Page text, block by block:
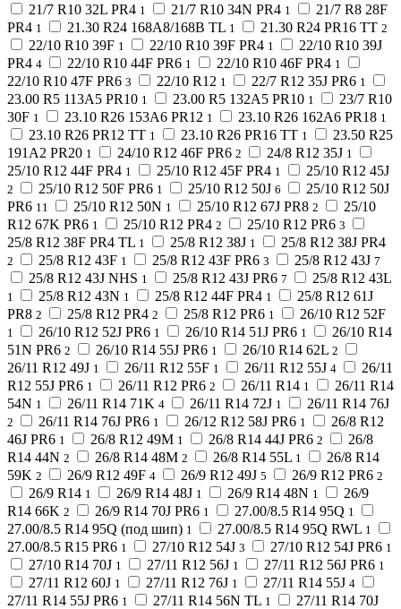
21/7 R10 32L PR4 1 21/7 R10 34N PR4 1
21/7 R8 28F
PR4 1 21.30 R24 168A8/168B TL 1 21.30 R24 PR16 TT 2
22/10 R10 39F 1 22/10 R10 39F PR4 1
22/10 R10 39J
PR4 4 22/10 R10 44F PR6 1 22/10 R10 46F PR4 1
22/10 R10 47F PR6 3 22/10 R12 1 22/7 R12 35J PR6 1
23.00 R5 113A5 PR10 1 23.00 R5 132A5 PR10 1
23/7 R10
30F 1 23.10 R26 153A6 PR12 1 23.10 R26 162A6 PR18 1
23.10 R26 PR12 TT 1 23.10 R26 PR16 TT 1
23.50 R25
191A2 PR20 1 24/10 R12 46F PR6 2 24/8 R12 35J 1
25/10 R12 44F PR4 1 25/10 R12 45F PR4 1 25/10 R12 45J
2 25/10 R12 50F PR6 1 25/10 R12 50J 6
25/10 R12 50J
PR6 11 25/10 R12 50N 1 25/10 R12 67J PR8 2
25/10
R12 67K PR6 1 25/10 R12 PR4 2 25/10 R12 PR6 3
25/8 R12 38F PR4 TL 1 25/8 R12 38J 1 25/8 R12 38J PR4
2 25/8 R12 43F 1 25/8 R12 43F PR6 3 25/8 R12 43J 7
25/8 R12 43J NHS 1 25/8 R12 43J PR6 7 25/8 R12 43L
1 25/8 R12 43N 1 25/8 R12 44F PR4 1
25/8 R12 61J
PR8 2 25/8 R12 PR4 2 25/8 R12 PR6 1 26/10 R12 52F
1 26/10 R12 52J PR6 1 26/10 R14 51J PR6 1
26/10 R14
51N PR6 2 26/10 R14 55J PR6 1 26/10 R14 62L 2
26/11 R12 49J 1 26/11 R12 55F 1 26/11 R12 55J 4
26/11
R12 55J PR6 1 26/11 R12 PR6 2 26/11 R14 1
26/11 R14
54N 1 26/11 R14 71K 4 26/11 R14 72J 1 26/11 R14 76J
2 26/11 R14 76J PR6 1 26/12 R12 58J PR6 1
26/8 R12
46J PR6 1 26/8 R12 49M 1 26/8 R14 44J PR6 2
26/8
R14 44N 2 26/8 R14 48M 2 26/8 R14 55L 1
26/8 R14
59K 2 26/9 R12 49F 4 26/9 R12 49J 5 26/9 R12 PR6 2
26/9 R14 1 26/9 R14 48J 1 26/9 R14 48N 1
26/9
R14 66K 2 26/9 R14 70J PR6 1 27.00/8.5 R14 95Q 1
27.00/8.5 R14 95Q (под шип) 1 27.00/8.5 R14 95Q RWL 1
27.00/8.5 R15 PR6 1 27/10 R12 54J 3 27/10 R12 54J PR6 1
27/10 R14 70J 1 27/11 R12 56J 1 27/11 R12 56J PR6 1
27/11 R12 60J 1 27/11 R12 76J 1 27/11 R14 55J 4
27/11 R14 55J PR6 1 27/11 R14 56N TL 1
27/11 R14 70J